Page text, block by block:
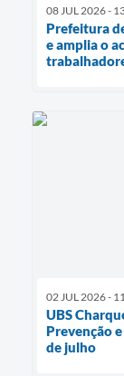
08 JUL 2026 -
Prefeitura
e amplia o
02 JUL 2026 -
UBS
Prevenção
de julho